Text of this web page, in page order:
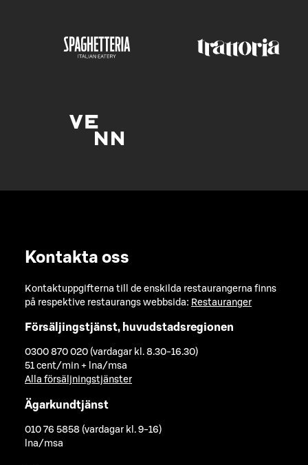
Kontakta oss
Kontaktuppgifterna till de enskilda restaurangerna finns
på respektive restaurangs webbsida: Restauranger
Försäljingstjänst, huvudstadsregionen
0300 870 020 (vardagar kl. 8.30-16.30)
51 cent/min + lna/msa
Alla försäljningstjänster
Ägarkundtjänst
010 76 5858 (vardagar kl. 9-16)
lna/msa